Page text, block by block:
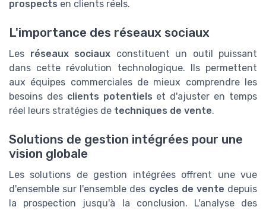
prospects en clients réels.
L'importance des réseaux sociaux
Les réseaux sociaux constituent un outil puissant
dans cette révolution technologique. Ils permettent
aux équipes commerciales de mieux comprendre les
besoins des clients potentiels et d'ajuster en temps
réel leurs stratégies de techniques de vente.
Solutions de gestion intégrées pour une
vision globale
Les solutions de gestion intégrées offrent une vue
d'ensemble sur l'ensemble des cycles de vente depuis
la prospection jusqu'à la conclusion. L'analyse des